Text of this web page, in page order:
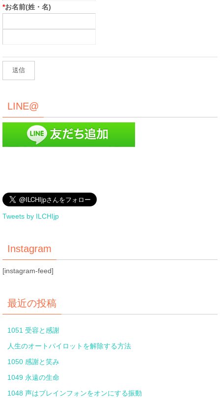
*お名前(姓・名)
LINE@
Tweets by ILCHIjp
Instagram
[instagram-feed]
最近の投稿
1051 受容と感謝
人生のオートパイロットを解除する方法
1050 感謝と笑み
1049 永遠の生命
1048 声はブレインフォンをオンにする振動